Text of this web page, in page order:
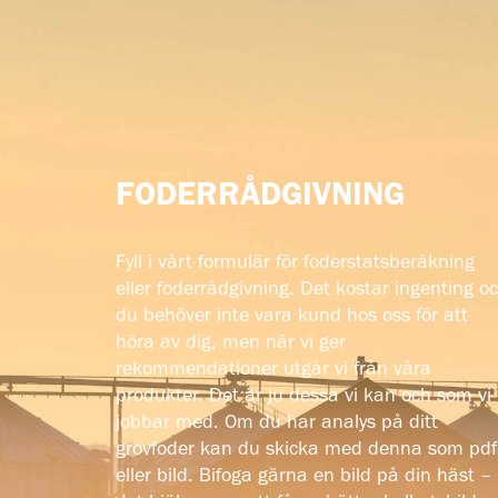
FODERRÅDGIVNING
Fyll i vårt formulär för foderstatsberäkning
eller foderrådgivning. Det kostar ingenting
du behöver inte vara kund hos oss för att
höra av dig, men när vi ger
rekommendationer utgår vi från våra
produkter. Det är ju dessa vi kan och som vi
jobbar med. Om du har analys på ditt
grovfoder kan du skicka med denna som pdf
eller bild. Bifoga gärna en bild på din häst –